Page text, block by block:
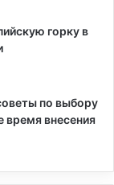
горку в
по выбору
время внесения